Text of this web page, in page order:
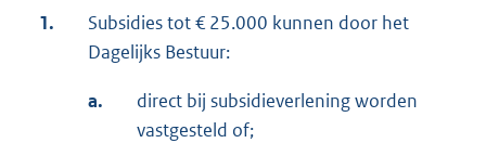
1.
Subsidies tot € 25.000 kunnen door het
Dagelijks Bestuur:
a.
direct bij subsidieverlening worden
vastgesteld of;